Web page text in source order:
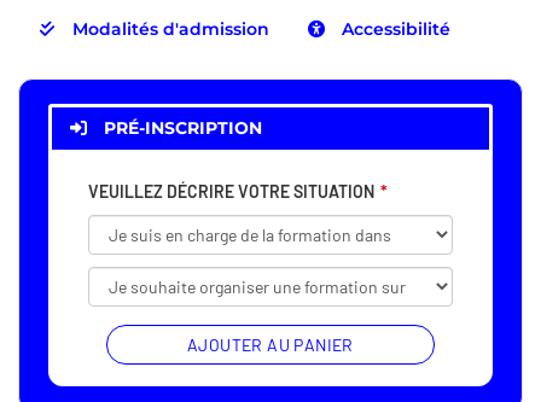
Modalités d'admission Accessibilité
PRÉ-INSCRIPTION
VEUILLEZ DÉCRIRE VOTRE SITUATION
AJOUTER AU PANIER